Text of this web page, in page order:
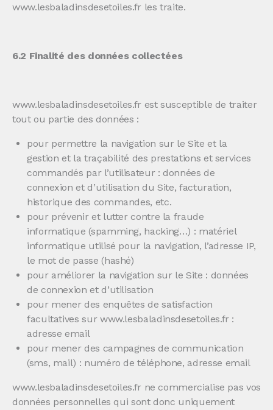
www.lesbaladinsdesetoiles.fr les traite.
6.2 Finalité des données collectées
www.lesbaladinsdesetoiles.fr est susceptible de traiter
tout ou partie des données :
pour permettre la navigation sur le Site et la
gestion et la traçabilité des prestations et services
commandés par l’utilisateur : données de
connexion et d’utilisation du Site, facturation,
historique des commandes, etc.
pour prévenir et lutter contre la fraude
informatique (spamming, hacking…) : matériel
informatique utilisé pour la navigation, l’adresse IP,
le mot de passe (hashé)
pour améliorer la navigation sur le Site : données
de connexion et d’utilisation
pour mener des enquêtes de satisfaction
facultatives sur www.lesbaladinsdesetoiles.fr :
adresse email
pour mener des campagnes de communication
(sms, mail) : numéro de téléphone, adresse email
www.lesbaladinsdesetoiles.fr ne commercialise pas vos
données personnelles qui sont donc uniquement